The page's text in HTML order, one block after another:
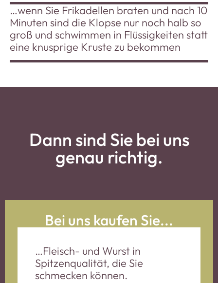
…wenn Sie Frikadellen braten und nach 10
Minuten sind die Klopse nur noch halb so
groß und schwimmen in Flüssigkeiten statt
eine knusprige Kruste zu bekommen
Dann sind Sie bei uns
genau richtig.
Bei uns kaufen Sie...
…Fleisch- und Wurst in
Spitzenqualität, die Sie
schmecken können.